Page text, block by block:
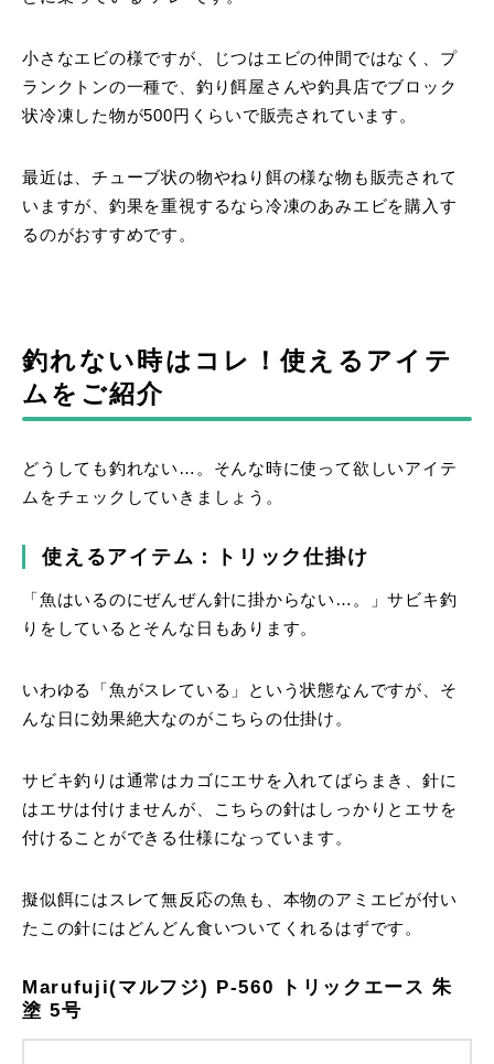
小さなエビの様ですが、じつはエビの仲間ではなく、プ
ランクトンの一種で、釣り餌屋さんや釣具店でブロック
状冷凍した物が500円くらいで販売されています。
最近は、チューブ状の物やねり餌の様な物も販売されて
いますが、釣果を重視するなら冷凍のあみエビを購入す
るのがおすすめです。
釣れない時はコレ！使えるアイテ
ムをご紹介
どうしても釣れない…。そんな時に使って欲しいアイテ
ムをチェックしていきましょう。
使えるアイテム：トリック仕掛け
「魚はいるのにぜんぜん針に掛からない…。」サビキ釣
りをしているとそんな日もあります。
いわゆる「魚がスレている」という状態なんですが、そ
んな日に効果絶大なのがこちらの仕掛け。
サビキ釣りは通常はカゴにエサを入れてばらまき、針に
はエサは付けませんが、こちらの針はしっかりとエサを
付けることができる仕様になっています。
擬似餌にはスレて無反応の魚も、本物のアミエビが付い
たこの針にはどんどん食いついてくれるはずです。
Marufuji(マルフジ) P-560 トリックエース 朱
塗 5号